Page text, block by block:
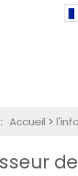
Accueil >
de